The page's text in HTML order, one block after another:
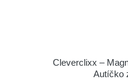
Cleverclixx –
Autíčko